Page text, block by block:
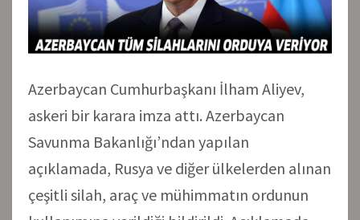
Azerbaycan Cumhurbaşkanı İlham Aliyev,
askeri bir karara imza attı. Azerbaycan
Savunma Bakanlığı’ndan yapılan
açıklamada, Rusya ve diğer ülkelerden alınan
çeşitli silah, araç ve mühimmatın ordunun